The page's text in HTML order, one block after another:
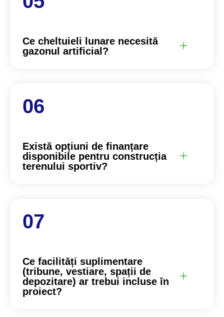
Ce cheltuieli lunare necesită
gazonul artificial?
Există opțiuni de finanțare
disponibile pentru construcția
terenului sportiv?
Ce facilități suplimentare
(tribune, vestiare, spații de
depozitare) ar trebui incluse în
proiect?